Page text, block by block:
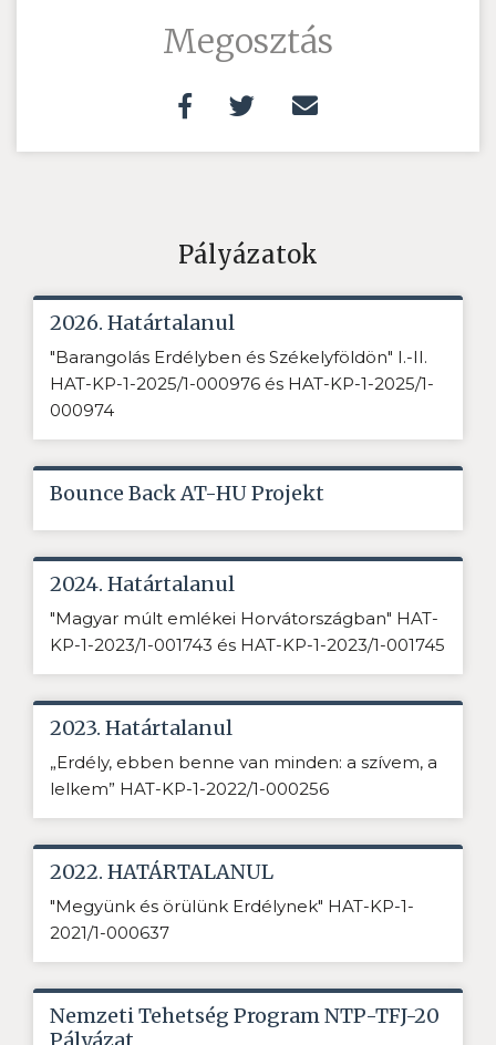
Megosztás
Pályázatok
2026. Határtalanul
"Barangolás Erdélyben és Székelyföldön" I.-II.
HAT-KP-1-2025/1-000976 és HAT-KP-1-2025/1-
000974
Bounce Back AT-HU Projekt
2024. Határtalanul
"Magyar múlt emlékei Horvátországban" HAT-
KP-1-2023/1-001743 és HAT-KP-1-2023/1-001745
2023. Határtalanul
„Erdély, ebben benne van minden: a szívem, a
lelkem” HAT-KP-1-2022/1-000256
2022. HATÁRTALANUL
"Megyünk és örülünk Erdélynek" HAT-KP-1-
2021/1-000637
Nemzeti Tehetség Program NTP-TFJ-20
Pályázat